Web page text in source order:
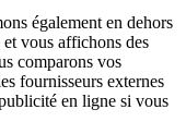
également en dehors
vous affichons des
comparons vos
fournisseurs externes
en ligne si vous